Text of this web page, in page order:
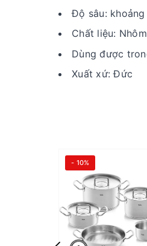
Độ sâu: khoảng
Chất liệu:
Dùng được
Xuất xứ: Đức
- 10%